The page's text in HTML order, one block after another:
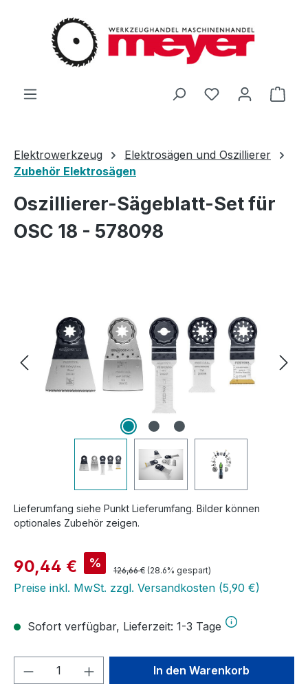
Zum Hauptinhalt springen
Du hast 0
Elektrowerkzeug
Elektrosägen und Oszillierer
Zubehör Elektrosägen
Oszillierer-Sägeblatt-Set für
OSC 18 - 578098
Lieferumfang siehe Punkt Lieferumfang. Bilder können
optionales Zubehör zeigen.
Verkaufspreis:
90,44 € % Regulärer Preis:
126,66 € (28.6% gespart)
Preise inkl. MwSt. zzgl. Versandkosten (5,90 €)
Sofort verfügbar, Lieferzeit: 1-3 Tage
Produkt Anzahl: Gib denIn den Warenkorb